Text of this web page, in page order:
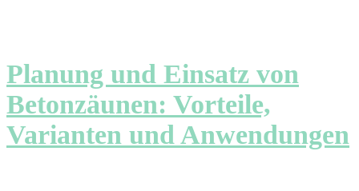
Planung und Einsatz von
Betonzäunen: Vorteile,
Varianten und Anwendungen